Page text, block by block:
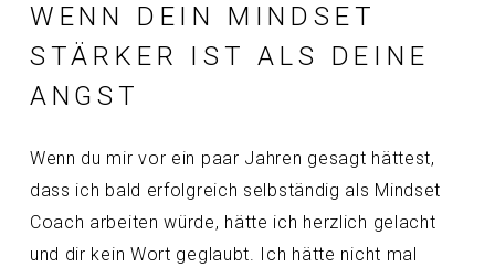
WENN DEIN MINDSET
STÄRKER IST ALS DEINE
ANGST
Wenn du mir vor ein paar Jahren gesagt hättest,
dass ich bald erfolgreich selbständig als Mindset
Coach arbeiten würde, hätte ich herzlich gelacht
und dir kein Wort geglaubt. Ich hätte nicht mal